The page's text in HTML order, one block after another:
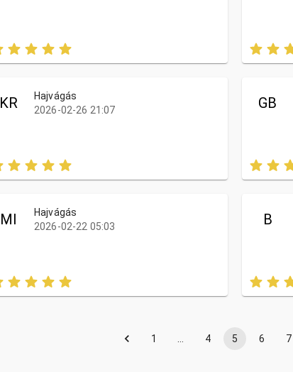
KR
Hajvágás
2026-02-26 21:07
GB
MI
Hajvágás
2026-02-22 05:03
B
1 4 5 6 7